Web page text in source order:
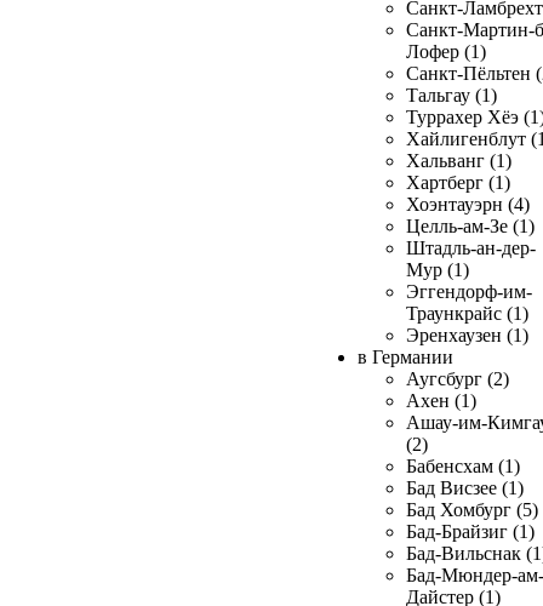
Санкт-
Санкт-Мартин-
Лофер (1)
Санкт-Пёльтен
Тальгау (1)
Туррахер Хёэ
Хайлигенблут
Хальванг (1)
Хартберг (1)
Хоэнтауэрн (4)
Целль-ам-Зе (1)
Штадль-ан-дер-
Мур (1)
Эггендорф-им-
Траункрайс (1)
Эренхаузен (1)
в Германии
Аугсбург (2)
Ахен (1)
Ашау-им-
(2)
Бабенсхам (1)
Бад Висзее (1)
Бад Хомбург (5)
Бад-Брайзиг (1)
Бад-Вильснак
Бад-Мюндер-ам-
Дайстер (1)